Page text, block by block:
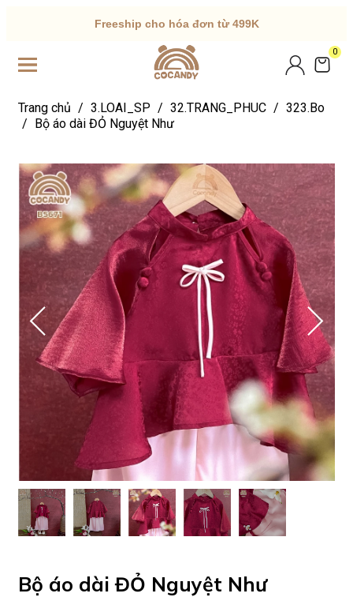
Freeship cho hóa đơn từ 499K
0
Trang chủ / 3.LOAI_SP / 32.TRANG_PHUC / 323.Bo
/ Bộ áo dài ĐỎ Nguyệt Như
Bộ áo dài ĐỎ Nguyệt Như